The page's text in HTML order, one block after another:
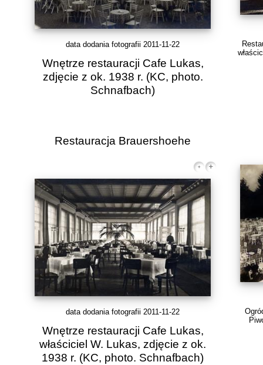
data dodania fotografii 2011-11-22
Wnętrze restauracji Cafe Lukas,
zdjęcie z ok. 1938 r. (KC, photo.
Schnafbach)
Restauracja Brauershoehe
data dodania fotografii 2011-11-22
Wnętrze restauracji Cafe Lukas,
właściciel W. Lukas, zdjęcie z ok.
1938 r. (KC, photo. Schnafbach)